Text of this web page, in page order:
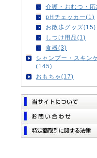
介護・おむつ・
pHチェッカー(1)
お散歩グッズ(15)
しつけ用品(1)
食器(3)
シャンプー・スキン
(145)
おもちゃ(17)